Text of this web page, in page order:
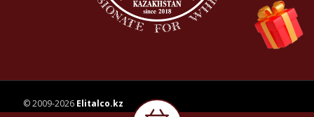
© 2009-2026 Elitalco.kz